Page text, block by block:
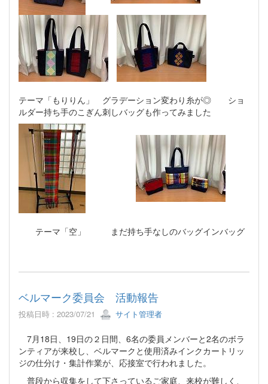
テーマ「もりりん」 グラデーション変わり糸が◎ ショ
ルダー持ち手のこぎん刺しバッグも作ってみました
テーマ「空」 まだ持ち手なしのバッグインバッグ
ベルマーク委員会 活動報告
投稿日時 : 2023/07/21 サイト管理者
7月18日、19日の２日間、6名の委員メンバーと2名のボラ
ンティアが来校し、ベルマークと使用済みインクカートリッ
ジの仕分け・集計作業が、応接室で行われました。
普段から収集をして下さっているご家庭、来校が難しく、